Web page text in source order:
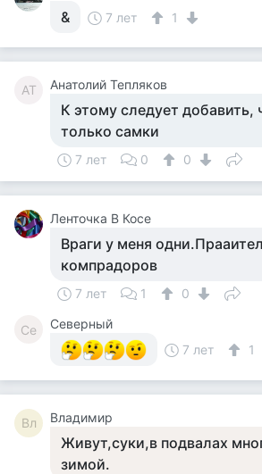
& 7 лет 1
АТ Анатолий Тепляков
К этому следует добавить,
только самки
7 лет 0 0
Ленточка В Косе
Враги у меня
компрадоров
7 лет 1 0
Се
Северный
7 лет
1
Вл Владимир
Живут,суки,в подвалах
зимой.